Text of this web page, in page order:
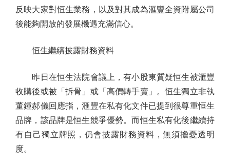
反映大家對恒生業務，以及對其成為滙豐全資附屬公司
後能夠開放的發展機遇充滿信心。
恒生繼續披露財務資料
昨日在恒生法院會議上，有小股東質疑恒生被滙豐
收購後或被「拆骨」或「高價轉手賣」。恒生獨立非執
董鍾郝儀回應指，滙豐在私有化文件已提到很尊重恒生
品牌，該品牌是恒生競爭優勢。而恒生私有化後繼續持
有自己獨立牌照，仍會披露財務資料，無須擔憂透明
度。